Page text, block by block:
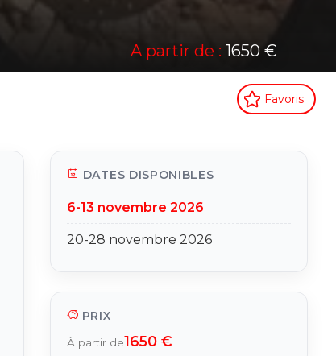
A partir de : 1650 €
Favoris
DATES DISPONIBLES
6-13 novembre 2026
20-28 novembre 2026
PRIX
À partir de1650 €